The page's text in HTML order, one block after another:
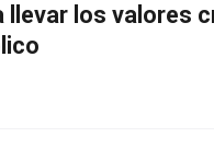
llevar los valores